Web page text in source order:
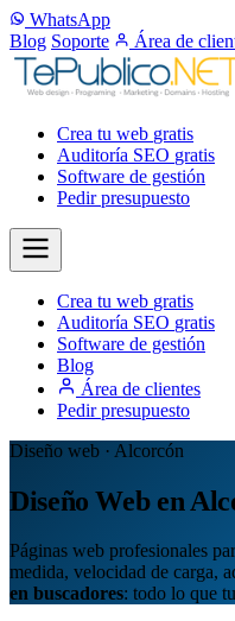
WhatsApp
Blog Soporte Área de
Crea tu web gratis
Auditoría SEO gratis
Software de gestión
Pedir presupuesto
Crea tu web gratis
Auditoría SEO gratis
Software de gestión
Blog
Área de clientes
Pedir presupuesto
Diseño web · Alcorcón
Diseño Web en
Páginas web profesionales
medida, velocidad de carga,
en buscadores: todo lo que